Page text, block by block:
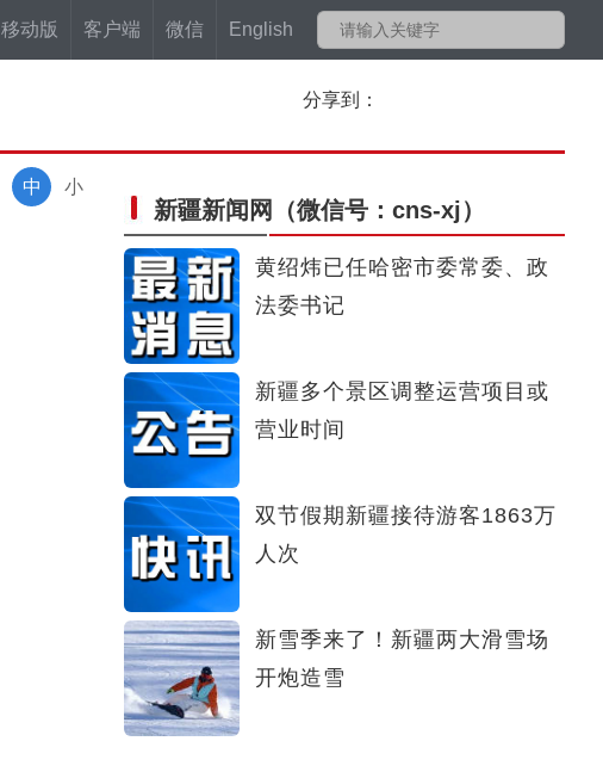
移动版 客户端 微信 English
分享到：
小
中
新疆新闻网 （微信号：cns-xj）
黄绍炜已任哈密市委常委、政
法委书记
新疆多个景区调整运营项目或
营业时间
双节假期新疆接待游客1863万
人次
新雪季来了！新疆两大滑雪场
开炮造雪
新疆兄妹在义乌：三天销售近万只馕